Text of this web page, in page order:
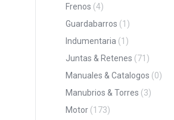
Frenos (4)
Guardabarros (1)
Indumentaria (1)
Juntas & Retenes (71)
Manuales & Catalogos (0)
Manubrios & Torres (3)
Motor (173)